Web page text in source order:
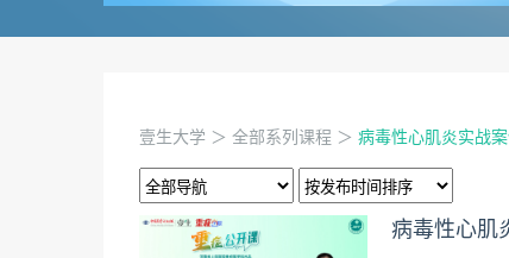
壹生大学 ＞ 全部系列课程 ＞ 病毒性心肌炎实战
病毒性心